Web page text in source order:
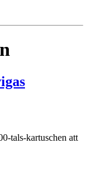
tals-kartuschen att